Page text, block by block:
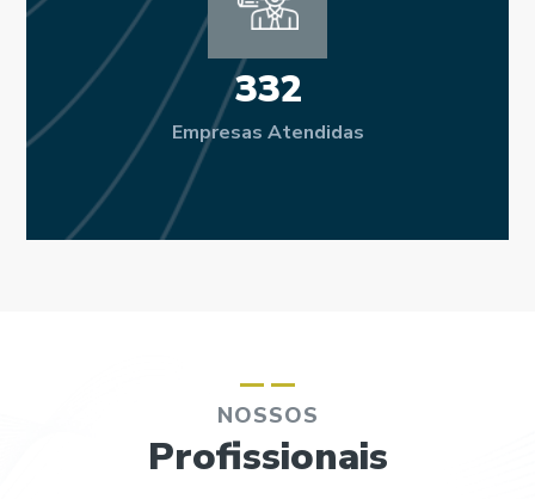
Empresas Atendidas
332
NOSSOS
Profissionais